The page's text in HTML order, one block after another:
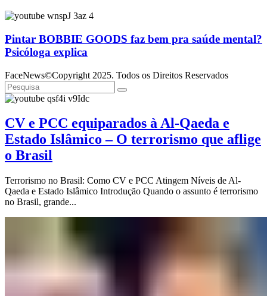
Pintar BOBBIE GOODS faz bem pra saúde mental?
Psicóloga explica
FaceNews©Copyright 2025. Todos os Direitos Reservados
CV e PCC equiparados à Al-Qaeda e
Estado Islâmico – O terrorismo que aflige
o Brasil
Terrorismo no Brasil: Como CV e PCC Atingem Níveis de Al-
Qaeda e Estado Islâmico Introdução Quando o assunto é terrorismo
no Brasil, grande...